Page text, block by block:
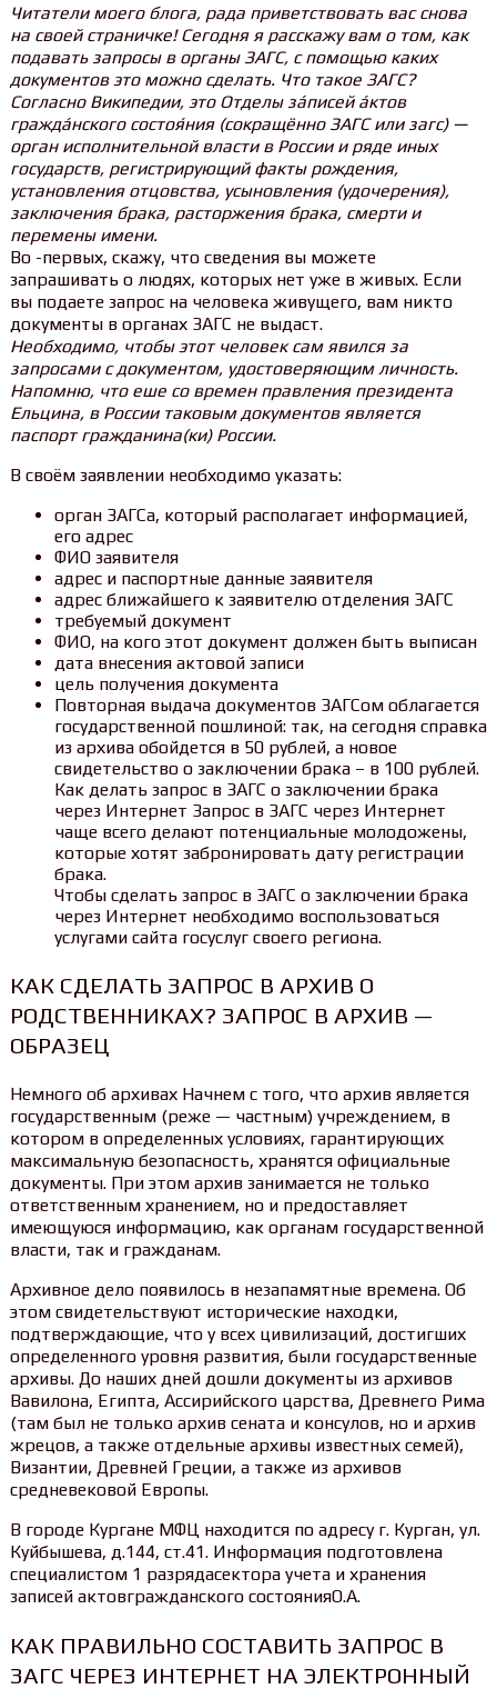
Читатели моего блога, рада приветствовать вас снова
на своей страничке! Сегодня я расскажу вам о том, как
подавать запросы в органы ЗАГС, с помощью каких
документов это можно сделать. Что такое ЗАГС?
Согласно Википедии, это Отделы за́писей а́ктов
гражда́нского состоя́ния (сокращённо ЗАГС или загс) —
орган исполнительной власти в России и ряде иных
государств, регистрирующий факты рождения,
установления отцовства, усыновления (удочерения),
заключения брака, расторжения брака, смерти и
перемены имени.
Во -первых, скажу, что сведения вы можете
запрашивать о людях, которых нет уже в живых. Если
вы подаете запрос на человека живущего, вам никто
документы в органах ЗАГС не выдаст.
Необходимо, чтобы этот человек сам явился за
запросами с документом, удостоверяющим личность.
Напомню, что еше со времен правления президента
Ельцина, в России таковым документов является
паспорт гражданина(ки) России.
В своём заявлении необходимо указать:
орган ЗАГСа, который располагает информацией,
его адрес
ФИО заявителя
адрес и паспортные данные заявителя
адрес ближайшего к заявителю отделения ЗАГС
требуемый документ
ФИО, на кого этот документ должен быть выписан
дата внесения актовой записи
цель получения документа
Повторная выдача документов ЗАГСом облагается
государственной пошлиной: так, на сегодня справка
из архива обойдется в 50 рублей, а новое
свидетельство о заключении брака – в 100 рублей.
Как делать запрос в ЗАГС о заключении брака
через Интернет Запрос в ЗАГС через Интернет
чаще всего делают потенциальные молодожены,
которые хотят забронировать дату регистрации
брака.
Чтобы сделать запрос в ЗАГС о заключении брака
через Интернет необходимо воспользоваться
услугами сайта госуслуг своего региона.
КАК СДЕЛАТЬ ЗАПРОС В АРХИВ О
РОДСТВЕННИКАХ? ЗАПРОС В АРХИВ —
ОБРАЗЕЦ
Немного об архивах Начнем с того, что архив является
государственным (реже — частным) учреждением, в
котором в определенных условиях, гарантирующих
максимальную безопасность, хранятся официальные
документы. При этом архив занимается не только
ответственным хранением, но и предоставляет
имеющуюся информацию, как органам государственной
власти, так и гражданам.
Архивное дело появилось в незапамятные времена. Об
этом свидетельствуют исторические находки,
подтверждающие, что у всех цивилизаций, достигших
определенного уровня развития, были государственные
архивы. До наших дней дошли документы из архивов
Вавилона, Египта, Ассирийского царства, Древнего Рима
(там был не только архив сената и консулов, но и архив
жрецов, а также отдельные архивы известных семей),
Византии, Древней Греции, а также из архивов
средневековой Европы.
В городе Кургане МФЦ находится по адресу г. Курган, ул.
Куйбышева, д.144, ст.41. Информация подготовлена
специалистом 1 разрядасектора учета и хранения
записей актовгражданского состоянияО.А.
КАК ПРАВИЛЬНО СОСТАВИТЬ ЗАПРОС В
ЗАГС ЧЕРЕЗ ИНТЕРНЕТ НА ЭЛЕКТРОННЫЙ